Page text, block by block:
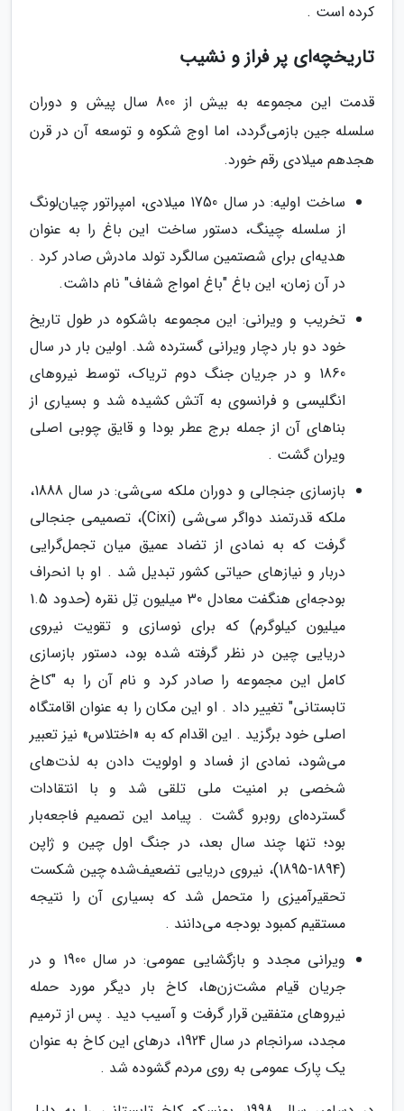
کرده است .
تاریخچه‌ای پر فراز و نشیب
قدمت این مجموعه به بیش از 800 سال پیش و دوران
سلسله جین بازمی‌گردد، اما اوج شکوه و توسعه آن در قرن
هجدهم میلادی رقم خورد.
ساخت اولیه: در سال 1750 میلادی، امپراتور چیان‌لونگ
از سلسله چینگ، دستور ساخت این باغ را به عنوان
هدیه‌ای برای شصتمین سالگرد تولد مادرش صادر کرد .
در آن زمان، این باغ "باغ امواج شفاف" نام داشت.
تخریب و ویرانی: این مجموعه باشکوه در طول تاریخ
خود دو بار دچار ویرانی گسترده شد. اولین بار در سال
1860 و در جریان جنگ دوم تریاک، توسط نیروهای
انگلیسی و فرانسوی به آتش کشیده شد و بسیاری از
بناهای آن از جمله برج عطر بودا و قایق چوبی اصلی
ویران گشت .
بازسازی جنجالی و دوران ملکه سی‌شی: در سال 1888،
ملکه قدرتمند دواگر سی‌شی (Cixi)، تصمیمی جنجالی
گرفت که به نمادی از تضاد عمیق میان تجمل‌گرایی
دربار و نیازهای حیاتی کشور تبدیل شد . او با انحراف
بودجه‌ای هنگفت معادل 30 میلیون تِل نقره (حدود 1.5
میلیون کیلوگرم) که برای نوسازی و تقویت نیروی
دریایی چین در نظر گرفته شده بود، دستور بازسازی
کامل این مجموعه را صادر کرد و نام آن را به "کاخ
تابستانی" تغییر داد . او این مکان را به عنوان اقامتگاه
اصلی خود برگزید . این اقدام که به «اختلاس» نیز تعبیر
می‌شود، نمادی از فساد و اولویت دادن به لذت‌های
شخصی بر امنیت ملی تلقی شد و با انتقادات
گسترده‌ای روبرو گشت . پیامد این تصمیم فاجعه‌بار
بود؛ تنها چند سال بعد، در جنگ اول چین و ژاپن
(1894-1895)، نیروی دریایی تضعیف‌شده چین شکست
تحقیرآمیزی را متحمل شد که بسیاری آن را نتیجه
مستقیم کمبود بودجه می‌دانند .
ویرانی مجدد و بازگشایی عمومی: در سال 1900 و در
جریان قیام مشت‌زن‌ها، کاخ بار دیگر مورد حمله
نیروهای متفقین قرار گرفت و آسیب دید . پس از ترمیم
مجدد، سرانجام در سال 1924، درهای این کاخ به عنوان
یک پارک عمومی به روی مردم گشوده شد .